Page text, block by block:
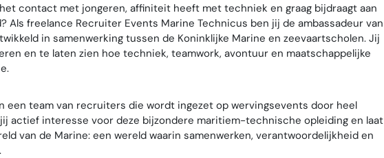
contact met jongeren, affiniteit heeft met techniek en graag bijdraagt aan
Als freelance Recruiter Events Marine Technicus ben jij de ambassadeur van
in samenwerking tussen de Koninklijke Marine en zeevaartscholen. Jij
en te laten zien hoe techniek, teamwork, avontuur en maatschappelijke
een team van recruiters die wordt ingezet op wervingsevents door heel
actief interesse voor deze bijzondere maritiem-technische opleiding en laat
van de Marine: een wereld waarin samenwerken, verantwoordelijkheid en